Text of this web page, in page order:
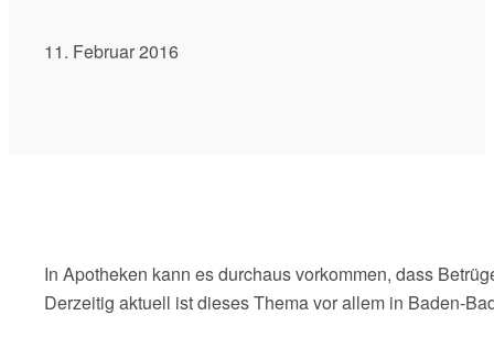
11. Februar 2016
In Apotheken kann es durchaus vorkommen, dass
Derzeitig aktuell ist dieses Thema vor allem in Baden-